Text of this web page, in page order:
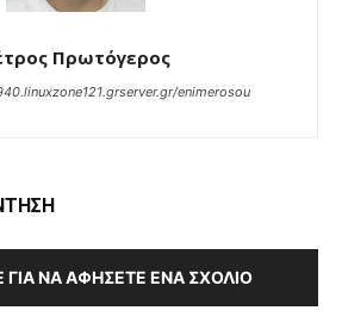
Πρωτόγερος
enimerosou
ΓΙΑ ΝΑ ΑΦΉΣΕΤΕ ΈΝΑ ΣΧΌΛΙΟ